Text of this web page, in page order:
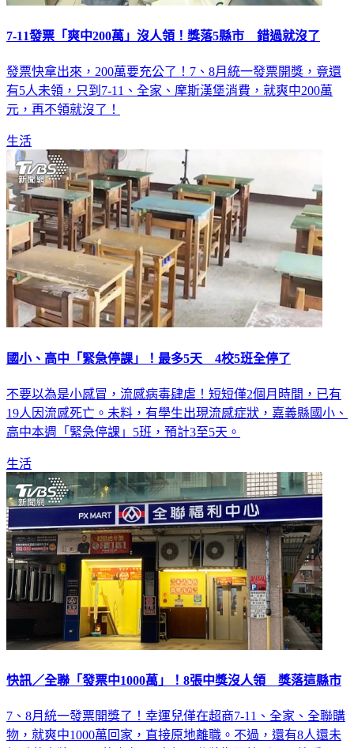
7-11發票「爽中200萬」沒人領！獎落5縣市 錯過就沒了
發票快拿出來，200萬要充公了！7、8月統一發票開獎，竟還
有5人未領，只到7-11、全家、摩斯漢堡消費，就爽中200萬
元，再不領就沒了！
生活
國小、高中「緊急停課」！最多5天 4校5班全停了
不要以為是小感冒，流感病毒肆虐！短短僅2個月時間，已有
19人因流感死亡。未料，有學生出現流感症狀，嘉義縣國小、
高中本週「緊急停課」5班，預計3至5天。
生活
快訊／全聯「發票中1000萬」！8張中獎沒人領 獎落這縣市
7、8月統一發票開獎了！幸運兒僅在超商7-11、全家、全聯購
物，就爽中1000萬回家，直接原地離職。不過，還有8人還未